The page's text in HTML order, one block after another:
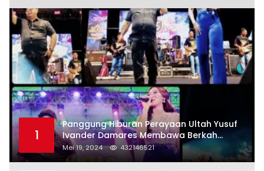
1
Panggung Hiburan Perayaan Ultah Yusuf
Ivander Damares Membawa Berkah
Warga Kejapanan
Mei 19, 2024 432146521